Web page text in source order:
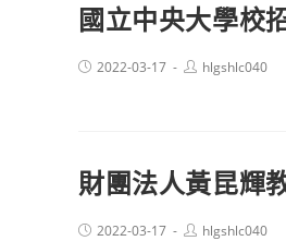
國立中央大學校
Post2022-03-17
Posthlgshlc040
財團法人黃昆輝
Post2022-03-17
Posthlgshlc040